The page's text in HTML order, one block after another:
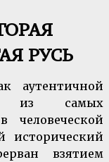
РУСЬ
аутентичной
из самых
человеческой
исторический
взятием